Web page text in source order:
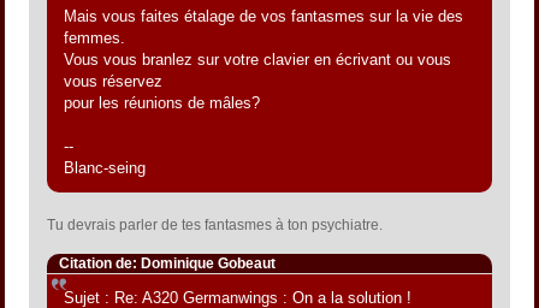
Mais vous faites étalage de vos fantasmes sur la vie des
femmes.
Vous vous branlez sur votre clavier en écrivant ou vous
vous réservez
pour les réunions de mâles?
--
Blanc-seing
Tu devrais parler de tes fantasmes à ton psychiatre.
Citation de: Dominique Gobeaut
Sujet : Re: A320 Germanwings : On a la solution !